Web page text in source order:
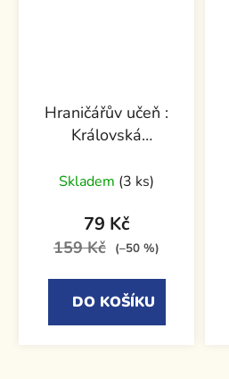
Hraničářův učeň :
Královská
Skladem (3 ks)
79 Kč
159 Kč (–50 %)
DO KOŠÍKU